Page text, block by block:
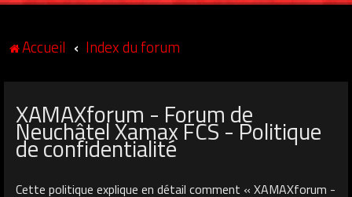
Accueil Index du forum
XAMAXforum - Forum de
Neuchâtel Xamax FCS - Politique
de confidentialité
Cette politique explique en détail comment « XAMAXforum -